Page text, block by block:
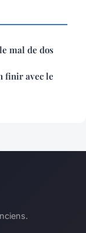
mal de dos
finir avec le